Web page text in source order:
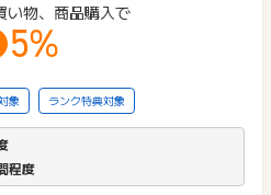
い物、商品購入で
5%
象 ランク特典対象
程度